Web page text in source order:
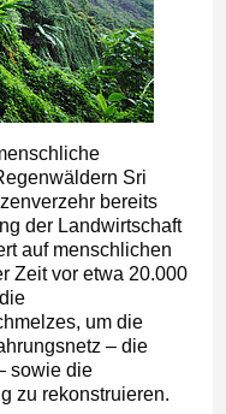
Sri
bereits
der Landwirtschaft
auf menschlichen
Zeit vor etwa 20.000
um die
– die
sowie die
zu rekonstruieren.